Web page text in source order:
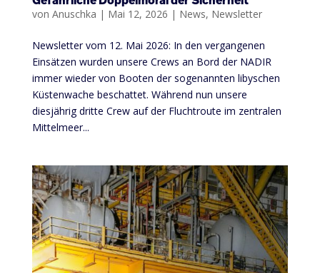
von Anuschka | Mai 12, 2026 | News, Newsletter
Newsletter vom 12. Mai 2026: In den vergangenen
Einsätzen wurden unsere Crews an Bord der NADIR
immer wieder von Booten der sogenannten libyschen
Küstenwache beschattet. Während nun unsere
diesjährig dritte Crew auf der Fluchtroute im zentralen
Mittelmeer...